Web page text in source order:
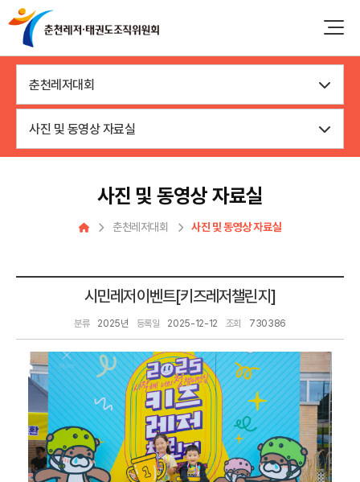
춘천레저대회
사진 및 동영상 자료실
사진 및 동영상 자료실
춘천레저대회 사진 및 동영상 자료실
시민레저이벤트[키즈레저챌린지]
분류 2025년 등록일 2025-12-12 조회 730386